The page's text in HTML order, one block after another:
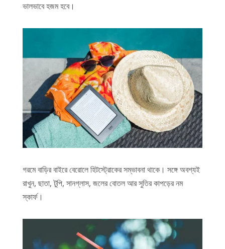
ভালভাবে হজম হবে।
গরমে বাড়ির বাইরে বেরোলে হিটস্ট্রোকের সম্ভাবনা থাকে। সঙ্গে অবশ্যই
রাখুন, ছাতা, টুপি, সানগ্লাস, জলের বোতল আর সুতির কাপড়ের নম
স্কার্ফ।